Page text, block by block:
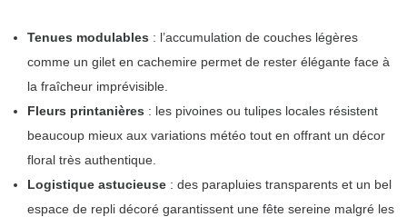
Tenues modulables : l’accumulation de couches légères
comme un gilet en cachemire permet de rester élégante face à
la fraîcheur imprévisible.
Fleurs printanières : les pivoines ou tulipes locales résistent
beaucoup mieux aux variations météo tout en offrant un décor
floral très authentique.
Logistique astucieuse : des parapluies transparents et un bel
espace de repli décoré garantissent une fête sereine malgré les